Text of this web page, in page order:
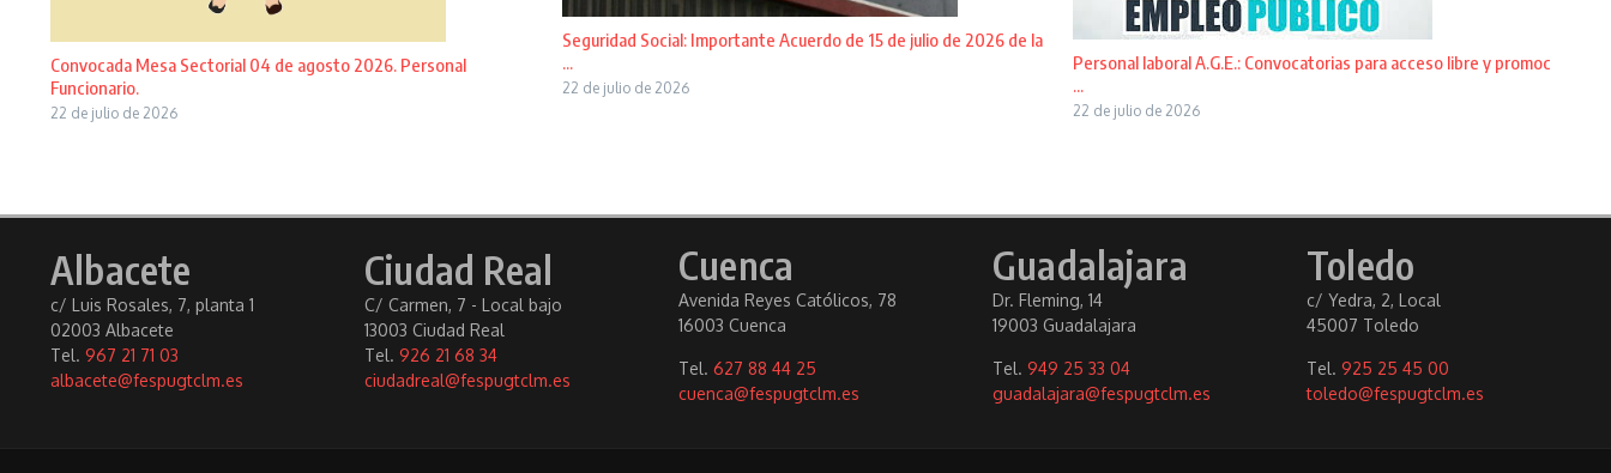
Convocada Mesa Sectorial 04 de agosto 2026. Personal
Funcionario.
22 de julio de 2026
Seguridad Social: Importante Acuerdo de 15 de julio de 2026 de la
22 de julio de 2026
Personal laboral A.G.E.: Convocatorias para acceso libre y promoc
...
22 de julio de 2026
Albacete
c/ Luis Rosales, 7, planta 1
02003 Albacete
Tel. 967 21 71 03
albacete@fespugtclm.es
Ciudad Real
C/ Carmen, 7 - Local bajo
13003 Ciudad Real
Tel. 926 21 68 34
ciudadreal@fespugtclm.es
Cuenca
Avenida Reyes Católicos, 78
16003 Cuenca
Tel. 627 88 44 25
cuenca@fespugtclm.es
Guadalajara
Dr. Fleming, 14
19003 Guadalajara
Tel. 949 25 33 04
guadalajara@fespugtclm.es
Toledo
c/ Yedra, 2, Local
45007 Toledo
Tel. 925 25 45 00
toledo@fespugtclm.es